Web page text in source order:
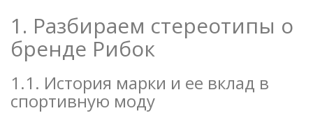
1. Разбираем стереотипы о
бренде Рибок
1.1. История марки и ее вклад в
спортивную моду